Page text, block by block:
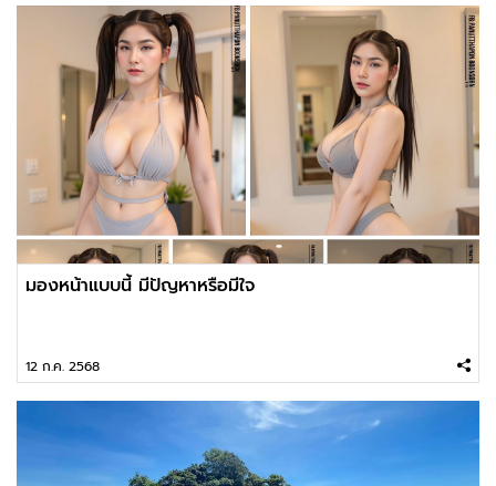
มองหน้าแบบนี้ มีปัญหาหรือมีใจ
12 ก.ค. 2568